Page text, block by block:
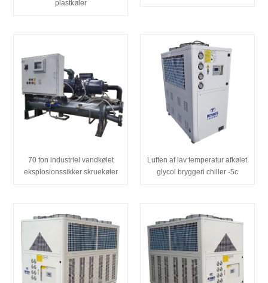
plastkøler
70 ton industriel vandkølet
eksplosionssikker skruekøler
Luften af ​​lav temperatur afkølet
glycol bryggeri chiller -5c